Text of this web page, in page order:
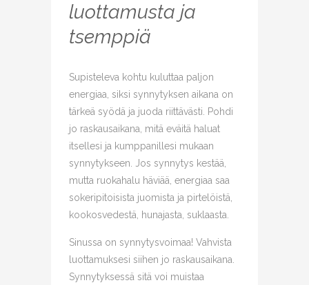
luottamusta ja
tsemppiä
Supisteleva kohtu kuluttaa paljon
energiaa, siksi synnytyksen aikana on
tärkeä syödä ja juoda riittävästi. Pohdi
jo raskausaikana, mitä eväitä haluat
itsellesi ja kumppanillesi mukaan
synnytykseen. Jos synnytys kestää,
mutta ruokahalu häviää, energiaa saa
sokeripitoisista juomista ja pirtelöistä,
kookosvedestä, hunajasta, suklaasta.
Sinussa on synnytysvoimaa! Vahvista
luottamuksesi siihen jo raskausaikana.
Synnytyksessä sitä voi muistaa